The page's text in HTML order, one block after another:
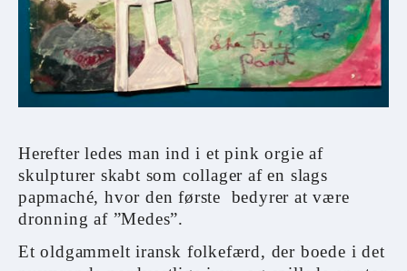
Herefter ledes man ind i et pink orgie af
skulpturer skabt som collager af en slags
papmaché, hvor den første bedyrer at være
dronning af ”Medes”.
Et oldgammelt iransk folkefærd, der boede i det